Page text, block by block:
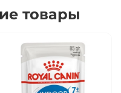
товары